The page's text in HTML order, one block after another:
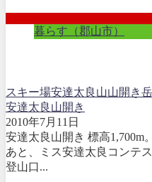
暮らす（郡山市）
スキー場安達太良山山開き
安達太良山開き
2010年7月11日
安達太良山開き 標高1,700m
あと、ミス安達太良コンテ
登山口...